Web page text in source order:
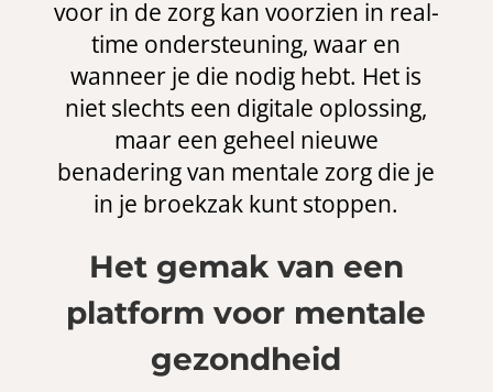
voor in de zorg kan voorzien in real-
time ondersteuning, waar en
wanneer je die nodig hebt. Het is
niet slechts een digitale oplossing,
maar een geheel nieuwe
benadering van mentale zorg die je
in je broekzak kunt stoppen.
Het gemak van een
platform voor mentale
gezondheid